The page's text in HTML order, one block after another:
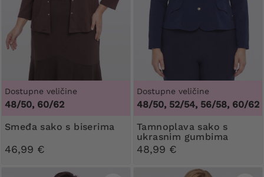
Dostupne veličine
48/50, 60/62
Smeđa sako s biserima
46,99 €
Dostupne veličine
48/50, 52/54, 56/58, 60/62
Tamnoplava sako s
ukrasnim gumbima
48,99 €